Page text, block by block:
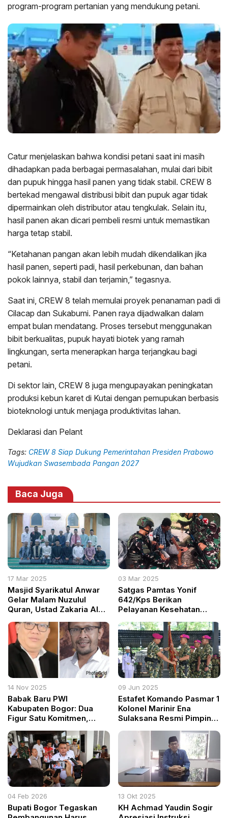
program-program pertanian yang mendukung petani.
Catur menjelaskan bahwa kondisi petani saat ini masih
dihadapkan pada berbagai permasalahan, mulai dari bibit
dan pupuk hingga hasil panen yang tidak stabil. CREW 8
bertekad mengawal distribusi bibit dan pupuk agar tidak
dipermainkan oleh distributor atau tengkulak. Selain itu,
hasil panen akan dicari pembeli resmi untuk memastikan
harga tetap stabil.
“Ketahanan pangan akan lebih mudah dikendalikan jika
hasil panen, seperti padi, hasil perkebunan, dan bahan
pokok lainnya, stabil dan terjamin,” tegasnya.
Saat ini, CREW 8 telah memulai proyek penanaman padi di
Cilacap dan Sukabumi. Panen raya dijadwalkan dalam
empat bulan mendatang. Proses tersebut menggunakan
bibit berkualitas, pupuk hayati biotek yang ramah
lingkungan, serta menerapkan harga terjangkau bagi
petani.
Di sektor lain, CREW 8 juga mengupayakan peningkatan
produksi kebun karet di Kutai dengan pemupukan berbasis
bioteknologi untuk menjaga produktivitas lahan.
Deklarasi dan Pelant
Tags: CREW 8 Siap Dukung Pemerintahan Presiden Prabowo
Wujudkan Swasembada Pangan 2027
Baca Juga
17 Mar 2025
Masjid Syarikatul Anwar
Gelar Malam Nuzulul
Quran, Ustad Zakaria Al
Keutamaan Ramadan
03 Mar 2025
Satgas Pamtas Yonif
642/Kps Berikan
Pelayanan Kesehatan
14 Nov 2025
Babak Baru PWI
Kabupaten Bogor: Dua
Figur Satu Komitmen,
Pers
09 Jun 2025
Estafet Komando Pasmar 1
Kolonel Marinir Ena
Sulaksana Resmi Pimpin
04 Feb 2026
Bupati Bogor Tegaskan
13 Okt 2025
KH Achmad Yaudin Sogir